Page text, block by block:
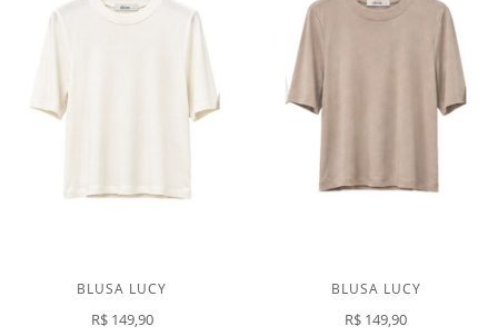
BLUSA LUCY
R$ 149,90
BLUSA LUCY
R$ 149,90